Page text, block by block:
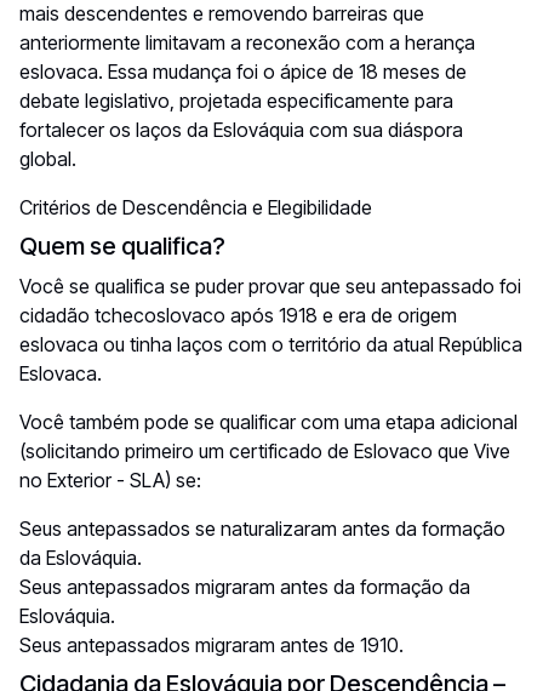
mais descendentes e removendo barreiras que
anteriormente limitavam a reconexão com a herança
eslovaca. Essa mudança foi o ápice de 18 meses de
debate legislativo, projetada especificamente para
fortalecer os laços da Eslováquia com sua diáspora
global.
Critérios de Descendência e Elegibilidade
Quem se qualifica?
Você se qualifica se puder provar que seu antepassado foi
cidadão tchecoslovaco após 1918 e era de origem
eslovaca ou tinha laços com o território da atual República
Eslovaca.
Você também pode se qualificar com uma etapa adicional
(solicitando primeiro um certificado de Eslovaco que Vive
no Exterior - SLA) se:
Seus antepassados se naturalizaram antes da formação
da Eslováquia.
Seus antepassados migraram antes da formação da
Eslováquia.
Seus antepassados migraram antes de 1910.
Cidadania da Eslováquia por Descendência –